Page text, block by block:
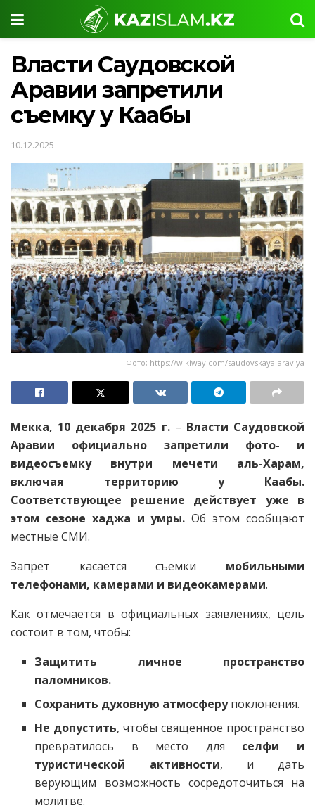
Власти Саудовской
Аравии запретили
съемку у Каабы
10.12.2025
Фото; https://wikiway.com/saudovskaya-araviya
Мекка, 10 декабря 2025 г.– Власти Саудовской
Аравии официально запретили фото- и
видеосъемку внутри мечети аль-Харам,
включая территорию у Каабы.
Соответствующее решение действует уже в
этом сезоне хаджа и умры. Об этом сообщают
местные СМИ.
Запрет касается съемки мобильными
телефонами, камерами и видеокамерами.
Как отмечается в официальных заявлениях, цель
состоит в том, чтобы:
Защитить личное пространство
паломников.
Сохранить духовную атмосферупоклонения.
Не допустить, чтобы священное пространство
превратилось в место для селфи и
туристической активности, и дать
верующим возможность сосредоточиться на
молитве.